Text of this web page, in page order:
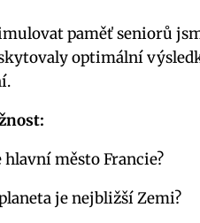
paměť seniorů
optimální
hlavní město Francie?
je nejbližší Zemi?